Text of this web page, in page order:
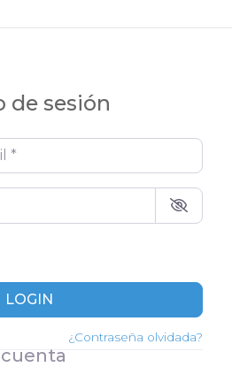
de sesión
*
LOGIN
¿Contraseña olvidada?